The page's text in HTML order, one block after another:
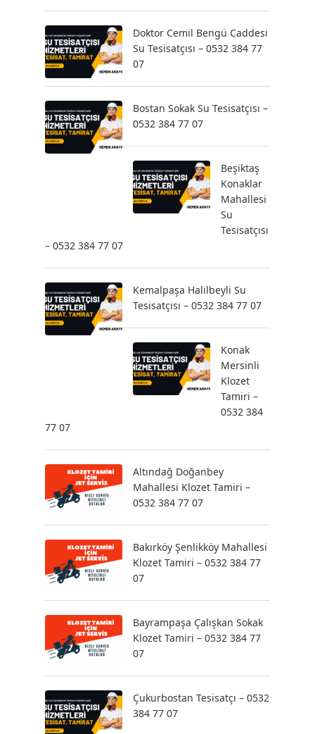
Doktor Cemil Bengü Caddesi
Su Tesisatçısı – 0532 384 77
07
Bostan Sokak Su Tesisatçısı –
0532 384 77 07
Beşiktaş
Konaklar
Mahallesi
Su
Tesisatçısı
– 0532 384 77 07
Kemalpaşa Halilbeyli Su
Tesisatçısı – 0532 384 77 07
Konak
Mersinli
Klozet
Tamiri –
0532 384
77 07
Altındağ Doğanbey
Mahallesi Klozet Tamiri –
0532 384 77 07
Bakırköy Şenlikköy Mahallesi
Klozet Tamiri – 0532 384 77
07
Bayrampaşa Çalışkan Sokak
Klozet Tamiri – 0532 384 77
07
Çukurbostan Tesisatçı – 0532
384 77 07